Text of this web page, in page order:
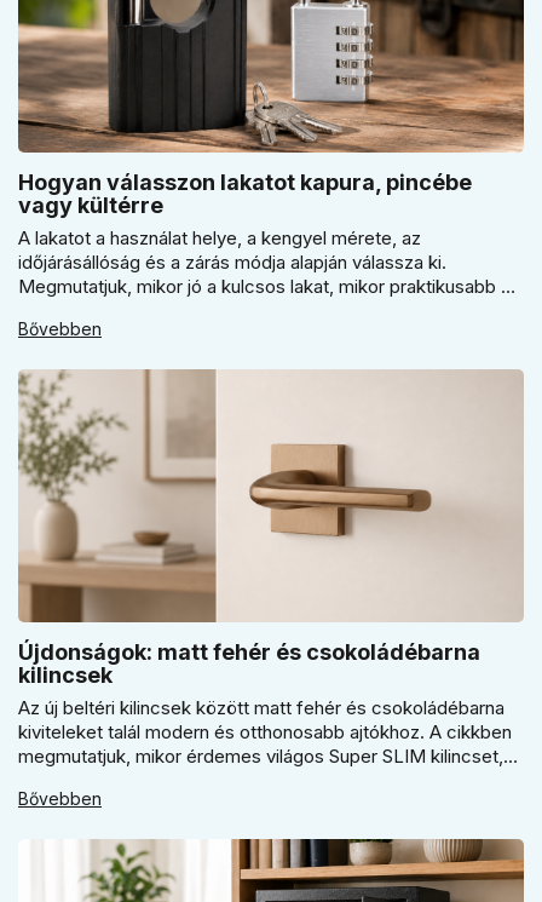
Hogyan válasszon lakatot kapura, pincébe
vagy kültérre
A lakatot a használat helye, a kengyel mérete, az
időjárásállóság és a zárás módja alapján válassza ki.
Megmutatjuk, mikor jó a kulcsos lakat, mikor praktikusabb a
érdemes kapuhoz, pincéhez vagy kerti házhoz csak ár
Bővebben
Újdonságok: matt fehér és csokoládébarna
kilincsek
Az új beltéri kilincsek között matt fehér és csokoládébarna
kiviteleket talál modern és otthonosabb ajtókhoz. A cikkben
megmutatjuk, mikor érdemes világos Super SLIM kilincset,
döntsön a kerek vagy szögletes rozetta között az egységes
Bővebben